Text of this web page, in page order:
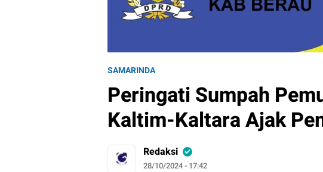
SAMARINDA
Peringati Sumpah
Kaltim-Kaltara Ajak
Redaksi
28/10/2024 - 17:42